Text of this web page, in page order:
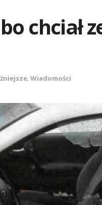
chciał
,Wiadomości